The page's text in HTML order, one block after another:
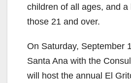
children of all ages, and
those 21 and over.
On Saturday, September
Santa Ana with the
will host the annual El